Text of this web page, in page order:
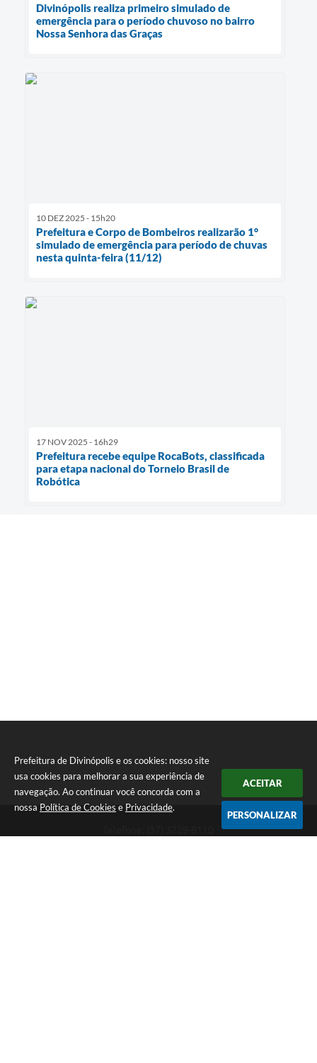
Prefeitura de Divinópolis e os cookies: nosso site
usa cookies para melhorar a sua experiência de
navegação. Ao continuar você concorda com a
nossa Política de Cookies e Privacidade.
ACEITAR
PERSONALIZAR
Divinópolis realiza primeiro simulado de
emergência para o período chuvoso no bairro
Nossa Senhora das Graças
10 DEZ 2025 - 15h20
Prefeitura e Corpo de Bombeiros realizarão 1°
simulado de emergência para período de chuvas
nesta quinta-feira (11/12)
17 NOV 2025 - 16h29
Prefeitura recebe equipe RocaBots, classificada
para etapa nacional do Torneio Brasil de
Robótica